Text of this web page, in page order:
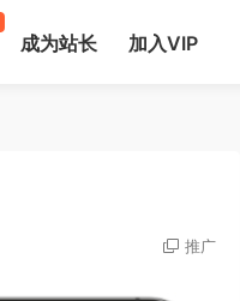
成为站长 加入VIP
推广